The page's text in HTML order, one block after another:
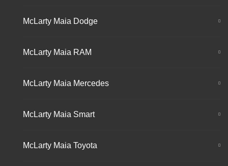
McLarty Maia Dodge
McLarty Maia RAM
McLarty Maia Mercedes
McLarty Maia Smart
McLarty Maia Toyota